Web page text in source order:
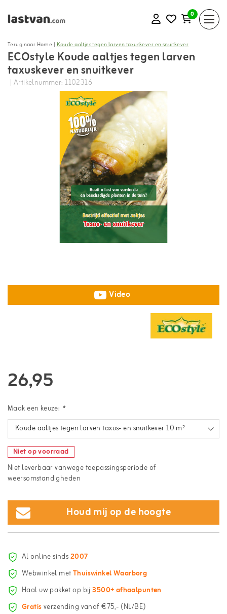
0
Terug naar Home |Koude aaltjes tegen larven taxuskever en snuitkever
ECOstyle Koude aaltjes tegen larven
taxuskever en snuitkever
| Artikelnummer: 1102316
Video
26,95
Maak een keuze: *
Koude aaltjes tegen larven taxus- en snuitkever 10 m²
Niet op voorraad
Niet leverbaar vanwege toepassingsperiode of
weersomstandigheden
Houd mij op de hoogte
Al online sinds2007
Webwinkel metThuiswinkel Waarborg
Haal uw pakket op bij3500+ afhaalpunten
Gratisverzending vanaf €75,- (NL/BE)